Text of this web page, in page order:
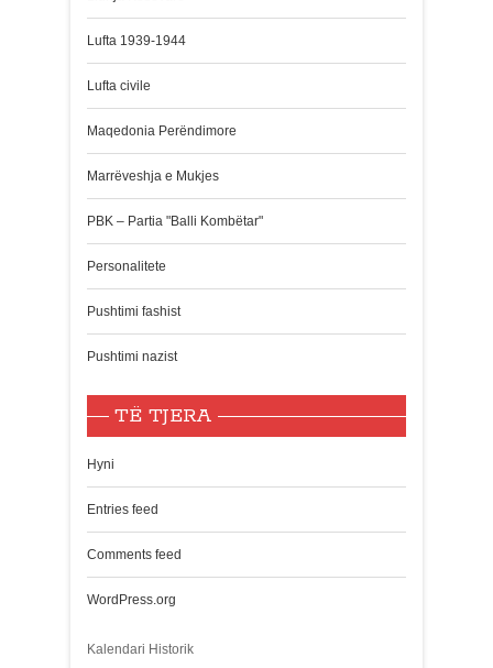
Lufta 1939-1944
Lufta civile
Maqedonia Perëndimore
Marrëveshja e Mukjes
PBK – Partia "Balli Kombëtar"
Personalitete
Pushtimi fashist
Pushtimi nazist
TË TJERA
Hyni
Entries feed
Comments feed
WordPress.org
Kalendari Historik